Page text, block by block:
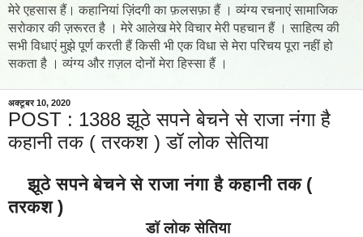
मेरे एहसास हैं। कहानियां ज़िंदगी का फ़लसफ़ा हैं । व्यंग्य रचनाएं सामाजिक
सरोकार की ज़रूरत है । मेरे आलेख मेरे विचार मेरी पहचान हैं । साहित्य की
सभी विधाएं मुझे पूर्ण करती हैं किसी भी एक विधा से मेरा परिचय पूरा नहीं हो
सकता है । व्यंग्य और ग़ज़ल दोनों मेरा हिस्सा हैं ।
अक्टूबर 10, 2020
POST : 1388 झूठे सपने बेचने से राजा नंगा है
कहानी तक ( तरकश ) डॉ लोक सेतिया
झूठे सपने बेचने से राजा नंगा है कहानी तक (
तरकश )
डॉ लोक सेतिया